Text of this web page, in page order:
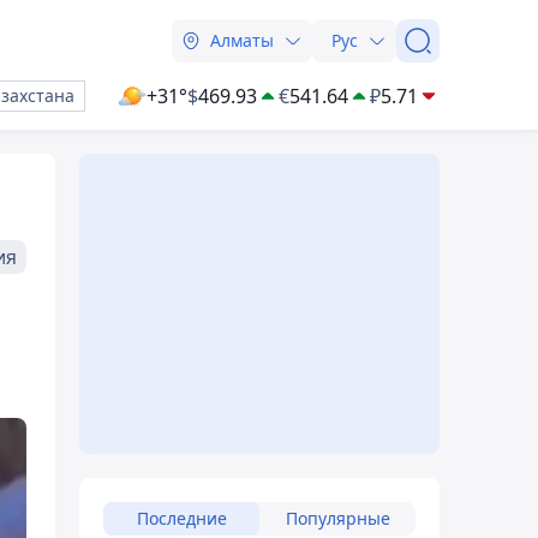
Алматы Рус
+31°$469.93 €541.64 ₽5.71
Последние Популярные